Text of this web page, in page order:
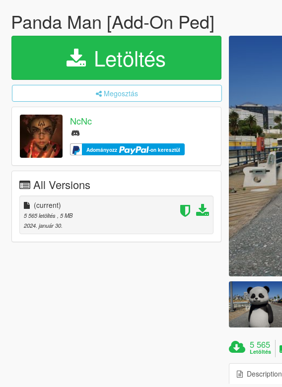
Panda Man [Add-On Ped]
Letöltés
Megosztás
NcNc
Adományozz -on keresztül
All Versions
(current)
5 565 letöltés , 5 MB
2024. január 30.
5 565
Letöltés
Description